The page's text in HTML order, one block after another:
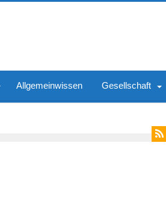
Allgemeinwissen Gesellschaft